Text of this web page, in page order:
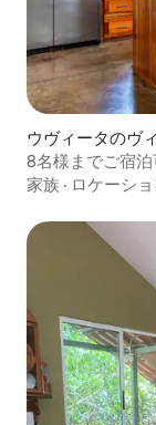
ウヴィータのヴ
8名様までご宿
ピカルガーデン
家族 · ロケーシ